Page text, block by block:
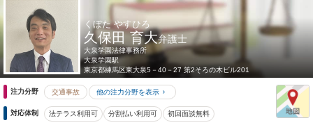
くぼた やすひろ
久保田 育大弁護士
大泉学園法律事務所
大泉学園駅
東京都練馬区東大泉5－40－27 第2そろの木ビル201
注力分野 交通事故 他の注力分野を表示
対応体制 法テラス利用可 分割払い利用可 初回面談無料